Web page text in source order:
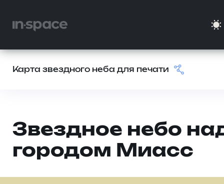
Карта звездного неба для печати
Звездное небо
городом Миасс